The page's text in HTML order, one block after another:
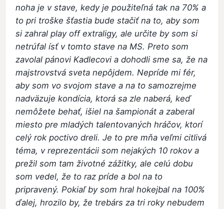
noha je v stave, kedy je použiteľná tak na 70% a
to pri troške šťastia bude stačiť na to, aby som
si zahral play off extraligy, ale určite by som si
netrúfal ísť v tomto stave na MS. Preto som
zavolal pánovi Kadlecovi a dohodli sme sa, že na
majstrovstvá sveta nepôjdem. Nepríde mi fér,
aby som vo svojom stave a na to samozrejme
nadväzuje kondícia, ktorá sa zle naberá, keď
nemôžete behať, išiel na šampionát a zaberal
miesto pre mladých talentovaných hráčov, ktorí
celý rok poctivo dreli. Je to pre mňa veľmi citlivá
téma, v reprezentácii som nejakých 10 rokov a
prežil som tam životné zážitky, ale celú dobu
som vedel, že to raz príde a bol na to
pripravený. Pokiaľ by som hral hokejbal na 100%
ďalej, hrozilo by, že trebárs za tri roky nebudem